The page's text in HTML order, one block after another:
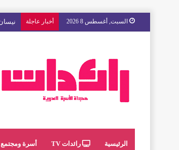
السبت, أغسطس 8 2026 أخبار عاجلة مع « The Next Ad » ، إنوي يُسند حملته الإعلانية المقبلة إلى الشباب المغربي
الرئيسية رائدات TV أسرة ومجتمع